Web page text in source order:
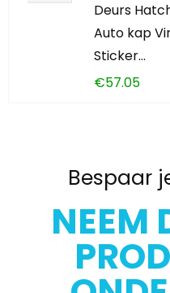
Deurs
Auto kap
Sticker…
€57.05
Bespaar
NEEM